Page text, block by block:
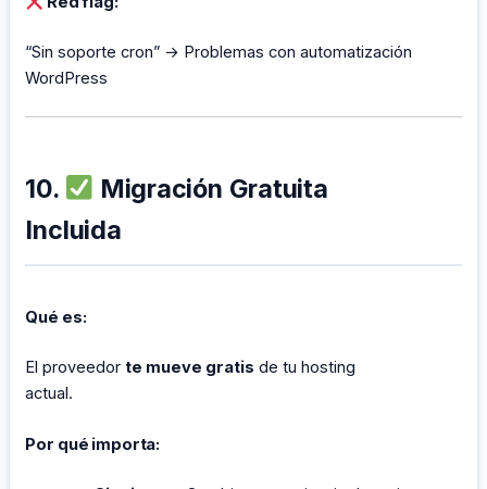
“Sin soporte cron” → Problemas con automatización
WordPress
10.
Migración Gratuita
Incluida
Qué es:
El proveedor te mueve gratis de tu hosting
actual.
Por qué importa: